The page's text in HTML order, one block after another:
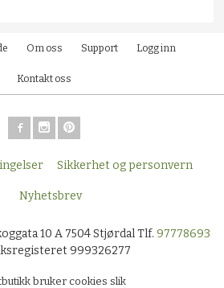
Om oss Support Logg inn
Kontakt oss
Sikkerhet og personvern
Nyhetsbrev
10 A 7504 Stjørdal Tlf. 97778693
999326277
bruker cookies slik